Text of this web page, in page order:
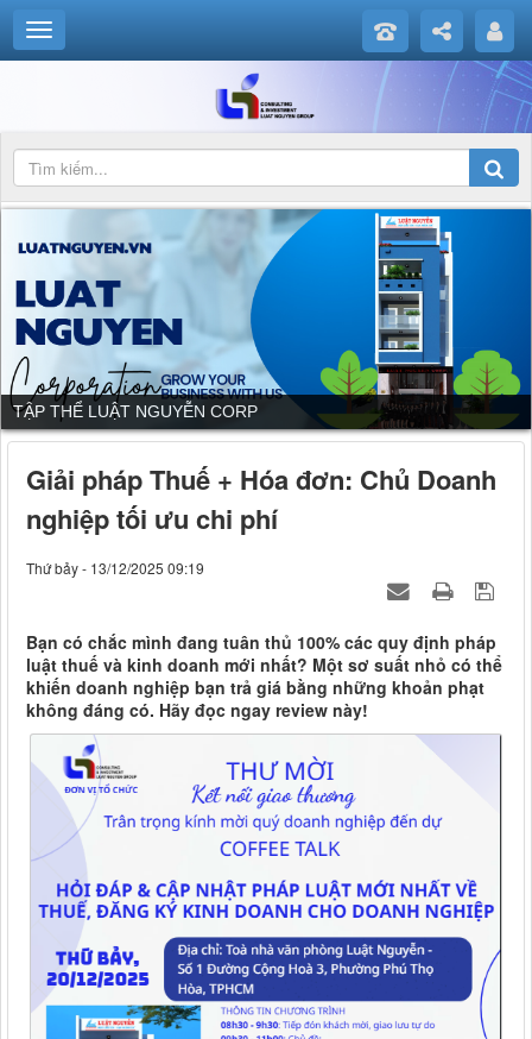
TẬP THỂ LUẬT NGUYỄN CORP
Giải pháp Thuế + Hóa đơn: Chủ Doanh
nghiệp tối ưu chi phí
Thứ bảy - 13/12/2025 09:19
Bạn có chắc mình đang tuân thủ 100% các quy định pháp
luật thuế và kinh doanh mới nhất? Một sơ suất nhỏ có thể
khiến doanh nghiệp bạn trả giá bằng những khoản phạt
không đáng có. Hãy đọc ngay review này!